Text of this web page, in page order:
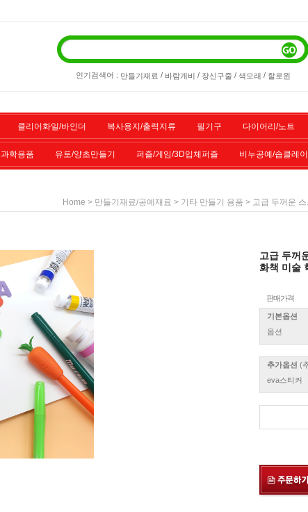
인기검색어 : 만들기재료 / 바람개비 / 장신구줄 / 색모래 / 할로윈
클리어화일/바인더 복사용지/출력지류 필기구 다이어리/노트
과학용품 유토/양초만들기 퍼즐/게임/3D입체퍼즐 비누공예/솝클레이
Home > 만들기재료/공예재료 > 기타 만들기 용품 > 고급 두꺼운
고급 두꺼
화책 미술
판매가격
기본옵션
옵션
추가옵션 (
eva스티커